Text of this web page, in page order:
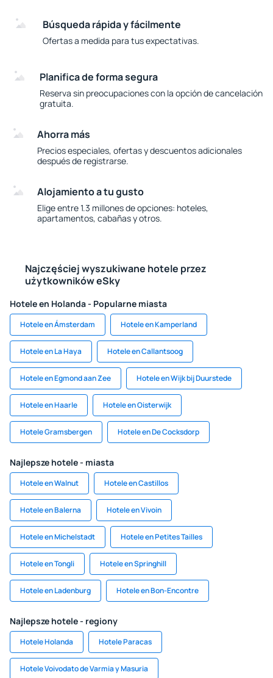
Búsqueda rápida y fácilmente
Ofertas a medida para tus expectativas.
Planifica de forma segura
Reserva sin preocupaciones con la opción de cancelación
gratuita.
Ahorra más
Precios especiales, ofertas y descuentos adicionales
después de registrarse.
Alojamiento a tu gusto
Elige entre 1.3 millones de opciones: hoteles,
apartamentos, cabañas y otros.
Najczęściej wyszukiwane hotele przez
użytkowników eSky
Hotele en Holanda - Popularne miasta
Hotele en Ámsterdam Hotele en Kamperland
Hotele en La Haya Hotele en Callantsoog
Hotele en Egmond aan Zee Hotele en Wijk bij Duurstede
Hotele en Haarle Hotele en Oisterwijk
Hotele Gramsbergen Hotele en De Cocksdorp
Najlepsze hotele - miasta
Hotele en Walnut Hotele en Castillos
Hotele en Balerna Hotele en Vivoin
Hotele en Michelstadt Hotele en Petites Tailles
Hotele en Tongli Hotele en Springhill
Hotele en Ladenburg Hotele en Bon-Encontre
Najlepsze hotele - regiony
Hotele Holanda Hotele Paracas
Hotele Voivodato de Varmia y Masuria